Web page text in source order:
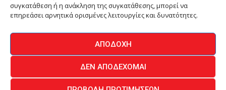
συγκατάθεση ή η ανάκληση της συγκατάθεσης, μπορεί να
επηρεάσει αρνητικά ορισμένες λειτουργίες και δυνατότητες.
ΑΠΟΔΟΧΉ
ΔΕΝ ΑΠΟΔΈΧΟΜΑΙ
ΕΠΙΚΟΙΝΩΝΙΑ